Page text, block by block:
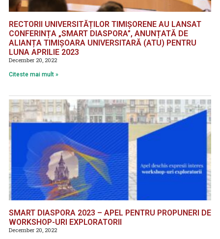
RECTORII UNIVERSITĂȚILOR TIMIȘORENE AU LANSAT
CONFERINȚA „SMART DIASPORA”, ANUNȚATĂ DE
ALIANȚA TIMIȘOARA UNIVERSITARĂ (ATU) PENTRU
LUNA APRILIE 2023
December 20, 2022
Citeste mai mult »
SMART DIASPORA 2023 – APEL PENTRU PROPUNERI DE
WORKSHOP-URI EXPLORATORII
December 20, 2022